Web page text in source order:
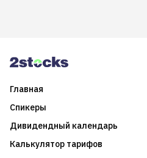
Главная
Спикеры
Дивидендный календарь
Калькулятор тарифов